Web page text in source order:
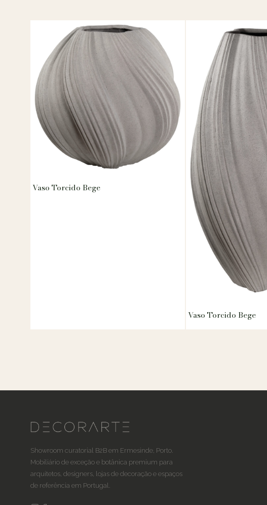
Vaso Torcido Bege
Vaso Torcido Bege
Showroom curatorial B2B em Ermesinde, Porto.
Mobiliário de exceção e botânica premium para
arquitetos, designers, lojas de decoração e espaços
de referência em Portugal.